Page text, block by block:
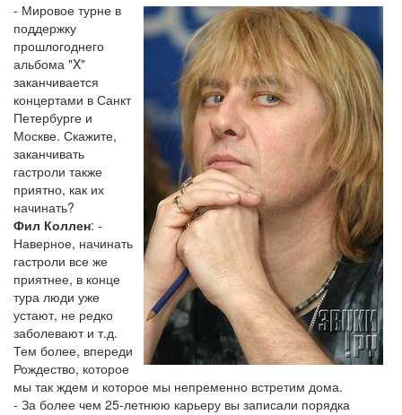
- Мировое турне в
поддержку
прошлогоднего
альбома "X"
заканчивается
концертами в Санкт
Петербурге и
Москве. Скажите,
заканчивать
гастроли также
приятно, как их
начинать?
Фил Коллен: -
Наверное, начинать
гастроли все же
приятнее, в конце
тура люди уже
устают, не редко
заболевают и т.д.
Тем более, впереди
Рождество, которое
мы так ждем и которое мы непременно встретим дома.
- За более чем 25-летнюю карьеру вы записали порядка